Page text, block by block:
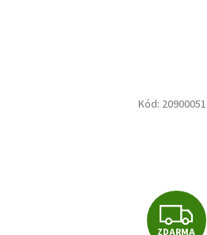
Z
ZDARMA
Kód: 20900051